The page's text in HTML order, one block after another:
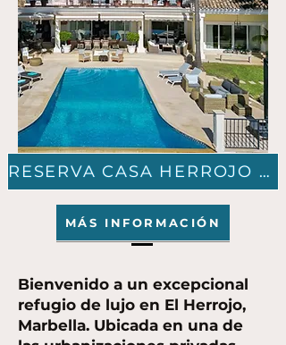
RESERVA CASA HERROJO AHORA
MÁS INFORMACIÓN
Bienvenido a un excepcional
refugio de lujo en El Herrojo,
Marbella. Ubicada en una de